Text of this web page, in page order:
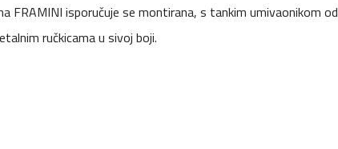
FRAMINI isporučuje se montirana, s tankim umivaonikom od
ručkicama u sivoj boji.